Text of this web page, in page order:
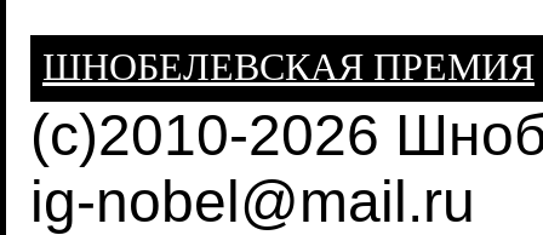
ШНОБЕЛЕВСКАЯ ПРЕМИЯ
(c)2010-2026
ig-nobel@mail.ru